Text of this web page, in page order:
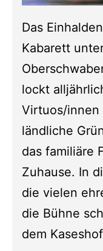
Das
Kabarett
lockt
Virtuos/innen
ländliche
das familiäre
Zuhause. In
die vielen
die Bühne
dem